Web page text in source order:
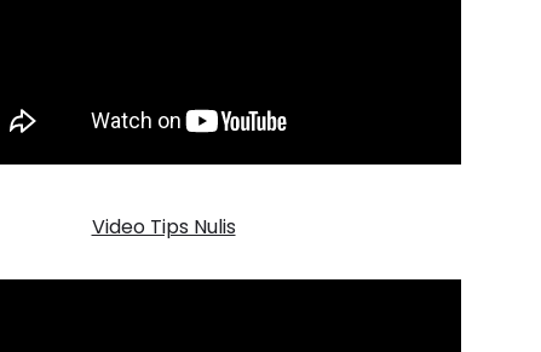
Video Tips Nulis